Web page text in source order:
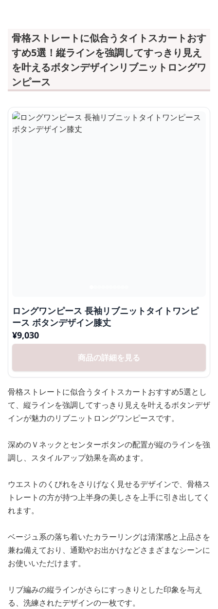
骨格ストレートに似合うタイトスカートおす
すめ5選！縦ラインを強調してすっきり見え
を叶えるボタンデザインリブニットロングワ
ンピース
ロングワンピース 長袖リブニットタイトワンピ
ース ボタンデザイン膝丈
¥9,030
商品の詳細を見る
骨格ストレートに似合うタイトスカートおすすめ5選とし
て、縦ラインを強調してすっきり見えを叶えるボタンデザ
インが魅力のリブニットロングワンピースです。
深めのＶネックとセンターボタンの配置が縦のラインを強
調し、スタイルアップ効果を高めます。
ウエストのくびれをさりげなく見せるデザインで、骨格ス
トレートの方が持つ上半身の美しさを上手に引き出してく
れます。
ベージュ系の落ち着いたカラーリングは清潔感と上品さを
兼ね備えており、通勤やお出かけなどさまざまなシーンに
お使いいただけます。
リブ編みの縦ラインがさらにすっきりとした印象を与え
る、洗練されたデザインの一枚です。